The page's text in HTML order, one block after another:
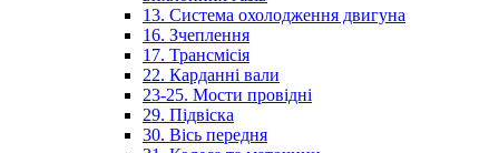
13. Система охолодження двигуна
16. Зчеплення
17. Трансмісія
22. Карданні вали
23-25. Мости провідні
29. Підвіска
30. Вісь передня